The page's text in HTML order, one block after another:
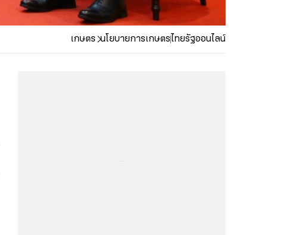
เกษตร นโยบายการเกษตรไทยรัฐออนไลน์